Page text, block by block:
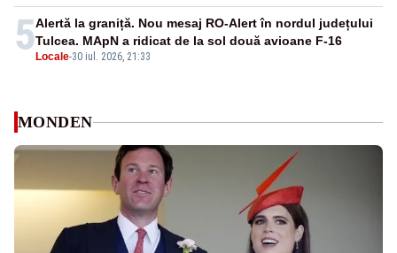
5 Locale-30 iul. 2026, 21:33
Alertă la graniță. Nou mesaj RO-Alert în nordul județului
Tulcea. MApN a ridicat de la sol două avioane F-16
MONDEN